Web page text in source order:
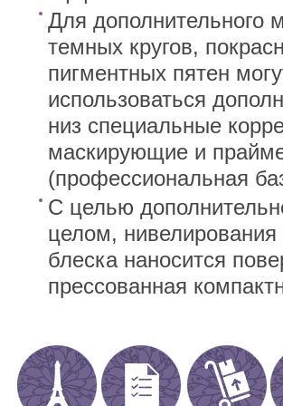
Для дополнительного
темных кругов,
пигментных пятен
использоваться
низ специальные
маскирующие и
(профессиональная
С целью
целом,
блеска наносится
прессованная